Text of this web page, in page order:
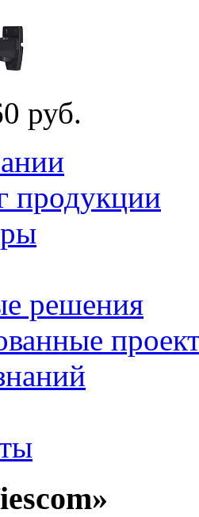
руб.
продукции
решения